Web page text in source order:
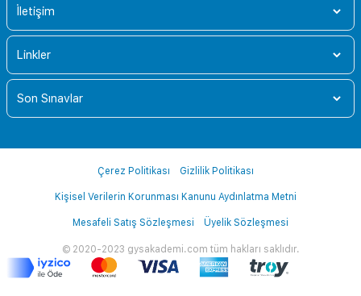
İletişim
Linkler
Son Sınavlar
© 2020-2023 gysakademi.com tüm hakları saklıdır.
Çerez Politikası Gizlilik Politikası
Kişisel Verilerin Korunması Kanunu Aydınlatma Metni
Mesafeli Satış Sözleşmesi Üyelik Sözleşmesi